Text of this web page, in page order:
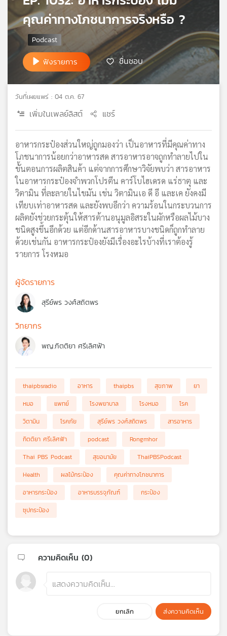
เอส
แผนที่
เครือ
ข่าย
คุณค่าทางโภชนาการจริงหรือ ?
ฟังรายการ ชื่นชอบ
วันที่เผยแพร่ : 04 ต.ค. 67
เพิ่มในเพลย์ลิสต์ แชร์
อาหารกระป๋องส่วนใหญ่ถูกมองว่า เป็นอาหารที่มีคุณค่าทาง
โภชนาการน้อยกว่าอาหารสด สารอาหารอาจถูกทำลายไปใน
ขั้นตอนการผลิตสินค้า แต่จากการศึกษาวิจัยพบว่า สารอาหาร
ในอาหารกระป๋องจำพวกโปรตีน คาร์โบไฮเดรด แร่ธาตุ และ
วิตามิน ที่ละลายในไขมัน เช่น วิตามินเอ ดี อี และเค ยังคงมี
เทียบเท่าอาหารสด และยังพบอีกว่า ความร้อนในกระบวนการ
ผลิตยังช่วยกระตุ้นให้สารต้านอนุมูลอิสระในผักหรือผลไม้บาง
ชนิดสูงขึ้นอีกด้วย แต่อีกด้านสารอาหารบางชนิดก็ถูกทำลาย
ด้วยเช่นกัน อาหารกระป๋องยังมีเรื่องอะไรบ้างที่เราต้องรู้
รายการ โรงหมอ
ผู้จัดรายการ
สุรีย์พร วงศ์สถิตพร
วิทยากร
พญ.กิตติยา ศรีเลิศฟ้า
thaipbsradio อาหาร thaipbs สุขภาพ
ยา
หมอ
แพทย์ โรงพยาบาล โรงหมอ
โรค
วิตามิน
โรคภัย สุรีย์พร วงศ์สถิตพร
สารอาหาร
กิตติยา ศรีเลิศฟ้า
podcast
Rongmhor
Thai PBS Podcast
สุขอนามัย
ThaiPBSPodcast
Health
ผลไม้กระป๋อง
คุณค่าทางโภชนาการ
อาหารกระป๋อง
อาหารบรรจุภัณฑ์
กระป๋อง
ซุปกระป๋อง
ความคิดเห็น (0)
ยกเลิก ส่งความคิดเห็น